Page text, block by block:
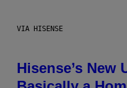
VIA HISENSE
Hisense’s New